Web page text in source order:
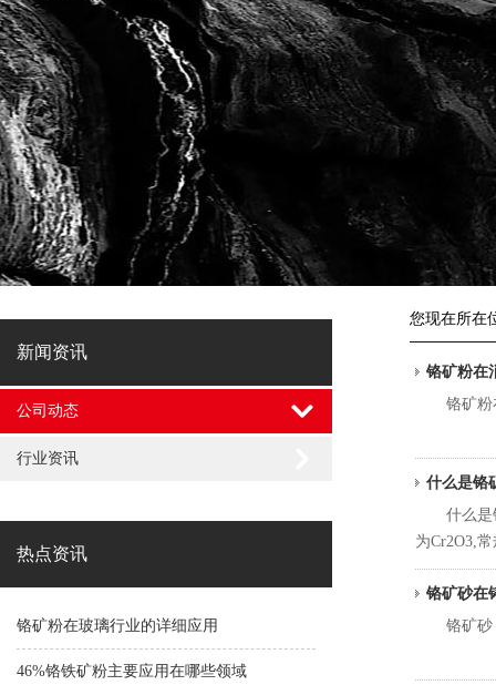
新闻资讯
公司动态
行业资讯
热点资讯
铬矿粉在玻璃行业的详细应用
46%铬铁矿粉主要应用在哪些领域
您现在所在
铬矿粉在
铬矿粉在
什么是铬
什么是铬
为Cr2O3,
铬矿砂在
铬矿砂，